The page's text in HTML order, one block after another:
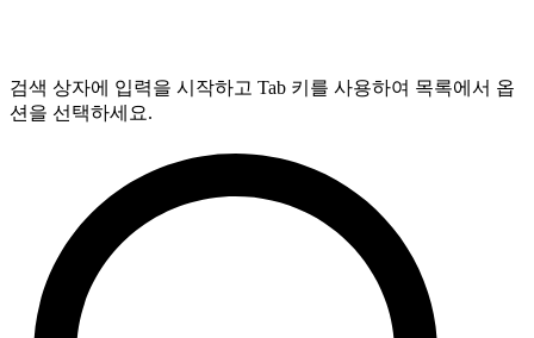
검색 상자에 입력을 시작하고 Tab 키를 사용하여 목록에서 옵
션을 선택하세요.